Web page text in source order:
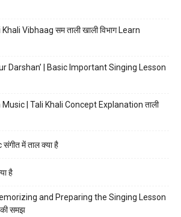
Vibhaag सम ताली खाली विभाग Learn
Darshan’ | Basic Important Singing Lesson
| Tali Khali Concept Explanation ताली
में ताल क्या है
है
and Preparing the Singing Lesson
की समझ